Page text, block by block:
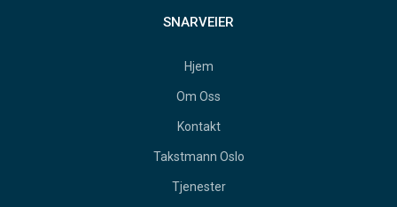
SNARVEIER
Hjem
Om Oss
Kontakt
Takstmann Oslo
Tjenester